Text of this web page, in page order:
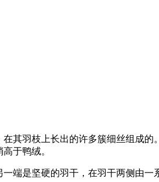
其羽枝上长出的许多簇细丝组成
于鸭绒。
端是坚硬的羽干，在羽干两侧由一